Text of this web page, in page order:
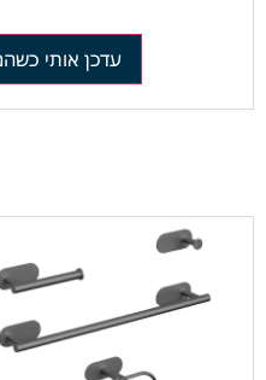
עדכן אותי